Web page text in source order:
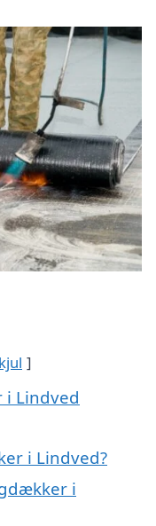
i Lindved
i Lindved?
i